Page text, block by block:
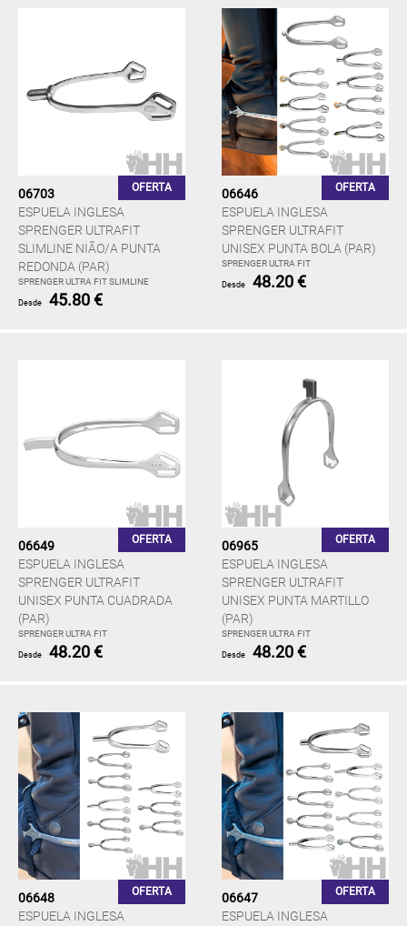
06703 OFERTA
ESPUELA INGLESA
SPRENGER ULTRAFIT
SLIMLINE NIÃO/A PUNTA
REDONDA (PAR)
SPRENGER ULTRA FIT SLIMLINE
Desde 45.80 €
06646 OFERTA
ESPUELA INGLESA
SPRENGER ULTRAFIT
UNISEX PUNTA BOLA (PAR)
SPRENGER ULTRA FIT
Desde 48.20 €
06649 OFERTA
ESPUELA INGLESA
SPRENGER ULTRAFIT
UNISEX PUNTA CUADRADA
(PAR)
SPRENGER ULTRA FIT
Desde 48.20 €
06965 OFERTA
ESPUELA INGLESA
SPRENGER ULTRAFIT
UNISEX PUNTA MARTILLO
(PAR)
SPRENGER ULTRA FIT
Desde 48.20 €
06648 OFERTA
ESPUELA INGLESA
06647 OFERTA
ESPUELA INGLESA